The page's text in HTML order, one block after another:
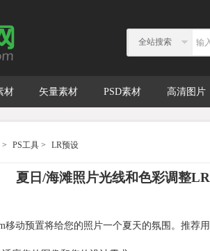
全站搜索
材 矢量素材 PSD素材 高清图片
> PS工具 > LR预设
夏日/海滩照片光线和色彩调整
移动预置将给您的照片一个夏天的氛围。推荐